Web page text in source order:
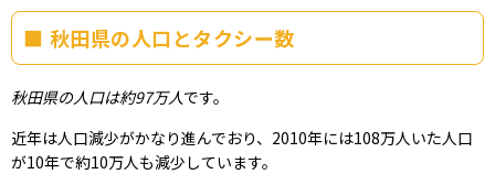
秋田県の人口とタクシー数
秋田県の人口は約97万人です。
近年は人口減少がかなり進んでおり、2010年には108万人いた人口
が10年で約10万人も減少しています。